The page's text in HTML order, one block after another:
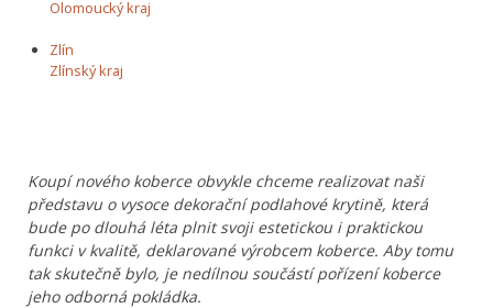
Olomoucký kraj
Zlín
Zlínský kraj
Koupí nového koberce obvykle chceme realizovat naši
představu o vysoce dekorační podlahové krytině, která
bude po dlouhá léta plnit svoji estetickou i praktickou
funkci v kvalitě, deklarované výrobcem koberce. Aby tomu
tak skutečně bylo, je nedílnou součástí pořízení koberce
jeho odborná pokládka.